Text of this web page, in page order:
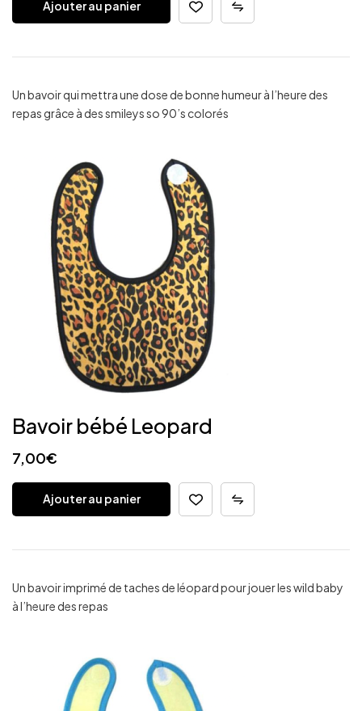
Ajouter au panier
Un bavoir qui mettra une dose de bonne humeur à l’heure des
repas grâce à des smileys so 90’s colorés
Bavoir bébé Leopard
7,00€
Ajouter au panier
Un bavoir imprimé de taches de léopard pour jouer les wild baby
à l’heure des repas